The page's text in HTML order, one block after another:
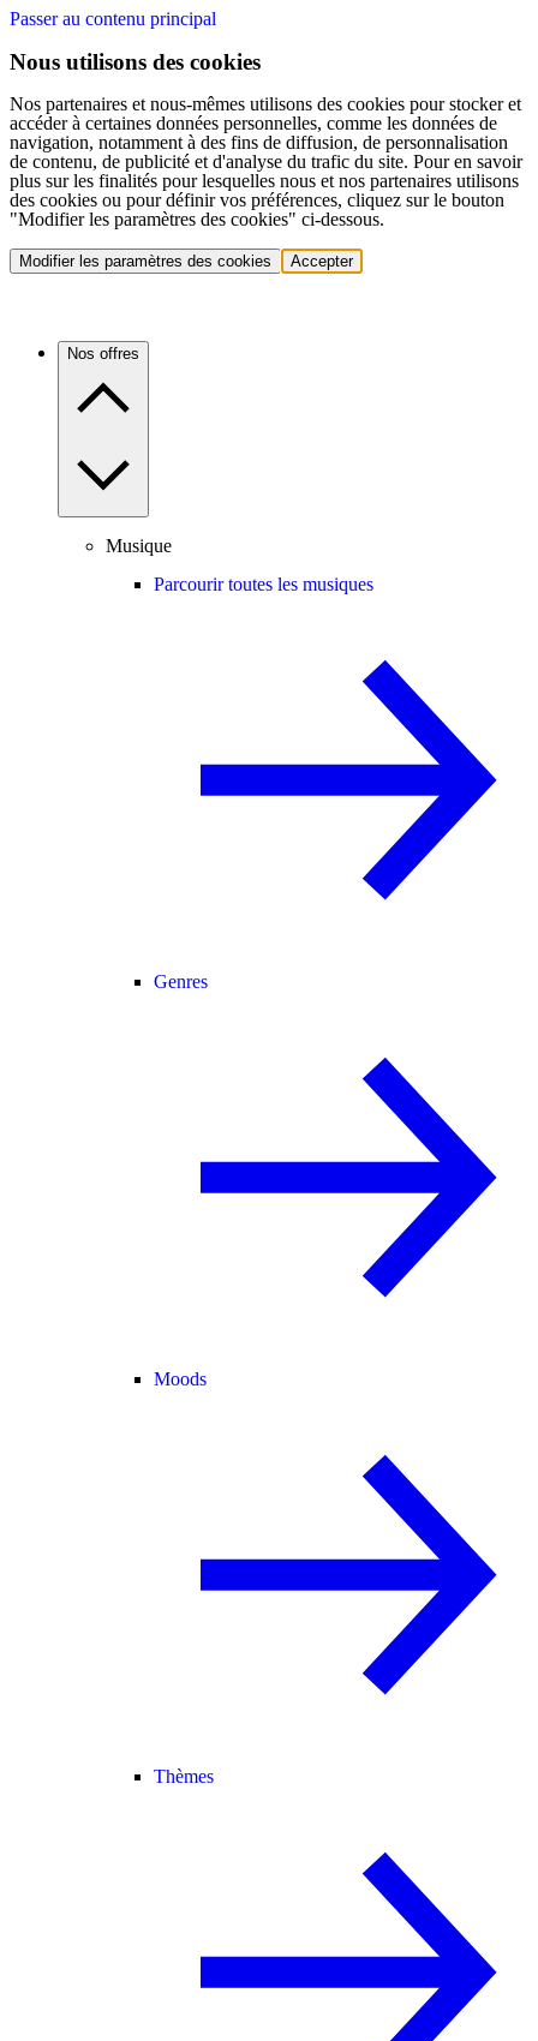
Passer au contenu principal
Nous utilisons des cookies
Nos partenaires et nous-mêmes utilisons des cookies pour stocker et
accéder à certaines données personnelles, comme les données de
navigation, notamment à des fins de diffusion, de personnalisation
de contenu, de publicité et d'analyse du trafic du site. Pour en savoir
plus sur les finalités pour lesquelles nous et nos partenaires utilisons
des cookies ou pour définir vos préférences, cliquez sur le bouton
"Modifier les paramètres des cookies" ci-dessous.
Modifier les paramètres des cookies Accepter
Nos offres
Musique
Parcourir toutes les musiques
Genres
Moods
Thèmes